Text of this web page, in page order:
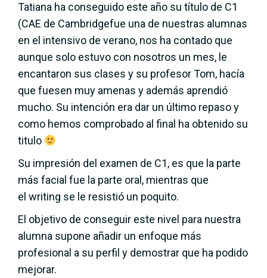
Tatiana ha conseguido este año su título de C1
(CAE de Cambridgefue una de nuestras alumnas
en el intensivo de verano, nos ha contado que
aunque solo estuvo con nosotros un mes, le
encantaron sus clases y su profesor Tom, hacía
que fuesen muy amenas y además aprendió
mucho. Su intención era dar un último repaso y
como hemos comprobado al final ha obtenido su
titulo
Su impresión del examen de C1, es que la parte
más facial fue la parte oral, mientras que
el writing se le resistió un poquito.
El objetivo de conseguir este nivel para nuestra
alumna supone añadir un enfoque más
profesional a su perfil y demostrar que ha podido
mejorar.